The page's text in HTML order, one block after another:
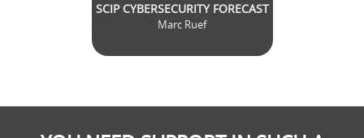
SCIP CYBERSECURITY FORECAST
Marc Ruef